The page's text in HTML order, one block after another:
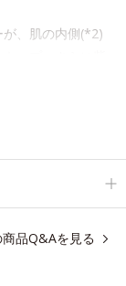
が、肌の内側(*2)
があり、朝のメ
品Q&Aを見る